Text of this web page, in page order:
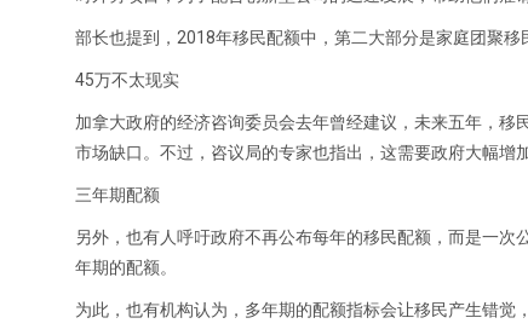
部长也提到，2018年移民配额中，第二大部分是家庭团聚移
45万不太现实
加拿大政府的经济咨询委员会去年曾经建议，未来五年，
市场缺口。不过，咨议局的专家也指出，这需要政府大幅增
三年期配额
另外，也有人呼吁政府不再公布每年的移民配额，而是一
年期的配额。
为此，也有机构认为，多年期的配额指标会让移民产生错觉